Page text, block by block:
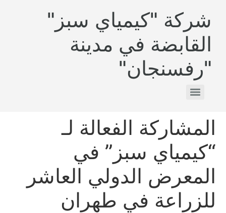
شركة "كيمياي سبز"
القابضة في مدينة
"رفسنجان"
المشاركة الفعالة لـ
“كيمياي سبز” في
المعرض الدولي العاشر
للزراعة في طهران